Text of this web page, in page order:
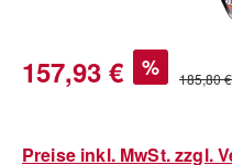
Verkaufspreis:
157,93 € % 185,80 €
Preise inkl. MwSt. zzgl.